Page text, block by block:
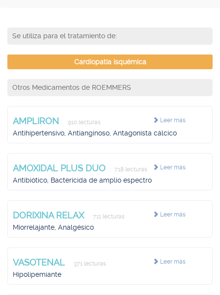
Se utiliza para el tratamiento de:
Cardiopatía isquémica
Otros Medicamentos de ROEMMERS
Leer más
AMPLIRON 910 lecturas
Antihipertensivo, Antianginoso, Antagonista cálcico
Leer más
AMOXIDAL PLUS DUO 718 lecturas
Antibiótico, Bactericida de amplio espectro
Leer más
DORIXINA RELAX 711 lecturas
Miorrelajante, Analgésico
Leer más
VASOTENAL 371 lecturas
Hipolipemiante